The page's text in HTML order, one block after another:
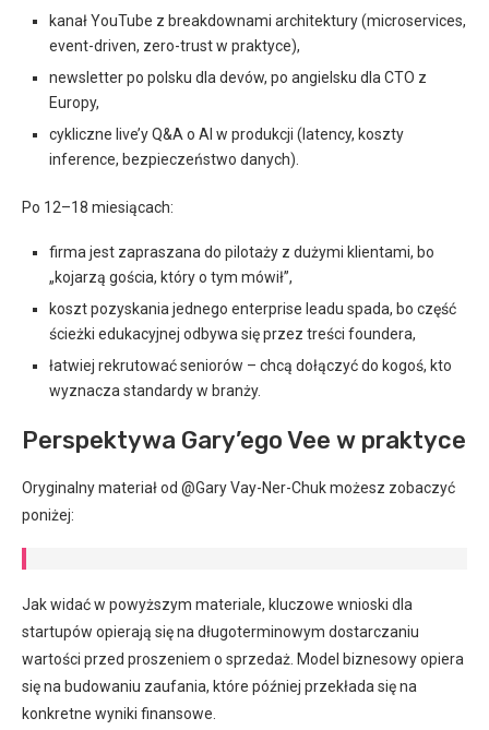
kanał YouTube z breakdownami architektury (microservices,
event-driven, zero-trust w praktyce),
newsletter po polsku dla devów, po angielsku dla CTO z
Europy,
cykliczne live’y Q&A o AI w produkcji (latency, koszty
inference, bezpieczeństwo danych).
Po 12–18 miesiącach:
firma jest zapraszana do pilotaży z dużymi klientami, bo
„kojarzą gościa, który o tym mówił”,
koszt pozyskania jednego enterprise leadu spada, bo część
ścieżki edukacyjnej odbywa się przez treści foundera,
łatwiej rekrutować seniorów – chcą dołączyć do kogoś, kto
wyznacza standardy w branży.
Perspektywa Gary’ego Vee w praktyce
Oryginalny materiał od @Gary Vay-Ner-Chuk możesz zobaczyć
poniżej:
Jak widać w powyższym materiale, kluczowe wnioski dla
startupów opierają się na długoterminowym dostarczaniu
wartości przed proszeniem o sprzedaż. Model biznesowy opiera
się na budowaniu zaufania, które później przekłada się na
konkretne wyniki finansowe.